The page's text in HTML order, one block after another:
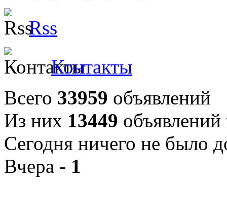
Rss
Контакты
Всего 33959 объявлений
Из них 13449
Сегодня ничего не было
Вчера - 1